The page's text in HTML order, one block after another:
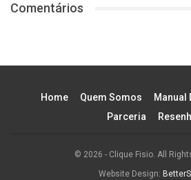
Comentários
Home Quem Somos
Manual
Parceria
© 2026 - Clique Fisio. All
Website Design: